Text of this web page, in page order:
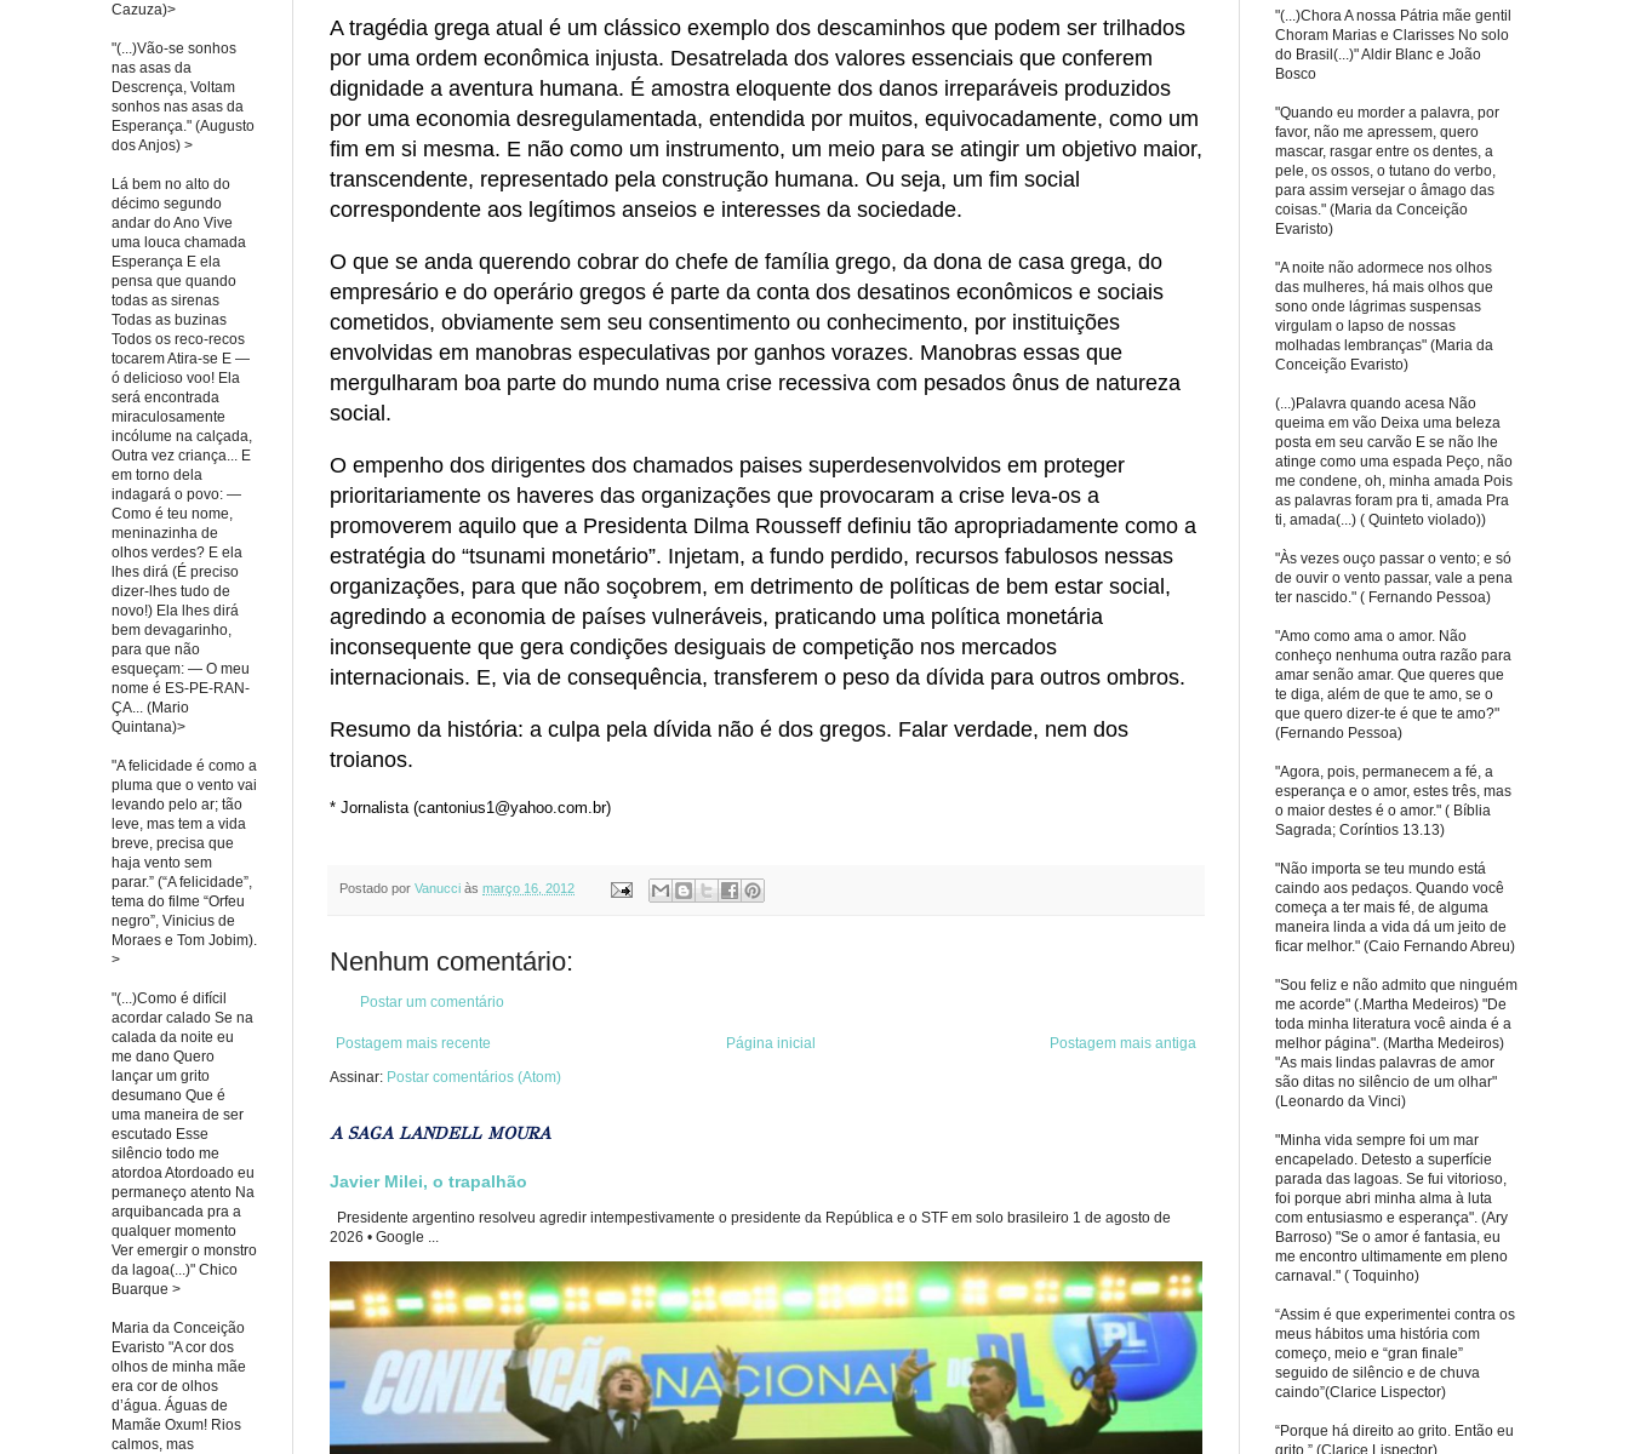
A tragédia grega atual é um clássico exemplo dos descaminhos que podem ser trilhados
por uma ordem econômica injusta. Desatrelada dos valores essenciais que conferem
dignidade a aventura humana. É amostra eloquente dos danos irreparáveis produzidos
por uma economia desregulamentada, entendida por muitos, equivocadamente, como um
fim em si mesma. E não como um instrumento, um meio para se atingir um objetivo maior,
transcendente, representado pela construção humana. Ou seja, um fim social
correspondente aos legítimos anseios e interesses da sociedade.
O que se anda querendo cobrar do chefe de família grego, da dona de casa grega, do
empresário e do operário gregos é parte da conta dos desatinos econômicos e sociais
cometidos, obviamente sem seu consentimento ou conhecimento, por instituições
envolvidas em manobras especulativas por ganhos vorazes. Manobras essas que
mergulharam boa parte do mundo numa crise recessiva com pesados ônus de natureza
social.
O empenho dos dirigentes dos chamados paises superdesenvolvidos em proteger
prioritariamente os haveres das organizações que provocaram a crise leva-os a
promoverem aquilo que a Presidenta Dilma Rousseff definiu tão apropriadamente como a
estratégia do “tsunami monetário”. Injetam, a fundo perdido, recursos fabulosos nessas
organizações, para que não soçobrem, em detrimento de políticas de bem estar social,
agredindo a economia de países vulneráveis, praticando uma política monetária
inconsequente que gera condições desiguais de competição nos mercados
internacionais. E, via de consequência, transferem o peso da dívida para outros ombros.
Resumo da história: a culpa pela dívida não é dos gregos. Falar verdade, nem dos
troianos.
* Jornalista (cantonius1@yahoo.com.br)
Postado por Vanucci às março 16, 2012
Nenhum comentário:
Postar um comentário
Postagem mais recente Postagem mais antiga
Página inicial
Assinar: Postar comentários (Atom)
A SAGA LANDELL MOURA
Javier Milei, o trapalhão
Presidente argentino resolveu agredir intempestivamente o presidente da República e o STF em solo brasileiro 1 de agosto de
2026 • Google ...
Cazuza)>
"(...)Vão-se sonhos
nas asas da
Descrença, Voltam
sonhos nas asas da
Esperança." (Augusto
dos Anjos) >
Lá bem no alto do
décimo segundo
andar do Ano Vive
uma louca chamada
Esperança E ela
pensa que quando
todas as sirenas
Todas as buzinas
Todos os reco-recos
tocarem Atira-se E —
ó delicioso voo! Ela
será encontrada
miraculosamente
incólume na calçada,
Outra vez criança... E
em torno dela
indagará o povo: —
Como é teu nome,
meninazinha de
olhos verdes? E ela
lhes dirá (É preciso
dizer-lhes tudo de
novo!) Ela lhes dirá
bem devagarinho,
para que não
esqueçam: — O meu
nome é ES-PE-RAN-
ÇA... (Mario
Quintana)>
"A felicidade é como a
pluma que o vento vai
levando pelo ar; tão
leve, mas tem a vida
breve, precisa que
haja vento sem
parar.” (“A felicidade”,
tema do filme “Orfeu
negro”, Vinicius de
Moraes e Tom Jobim).
>
"(...)Como é difícil
acordar calado Se na
calada da noite eu
me dano Quero
lançar um grito
desumano Que é
uma maneira de ser
escutado Esse
silêncio todo me
atordoa Atordoado eu
permaneço atento Na
arquibancada pra a
qualquer momento
Ver emergir o monstro
da lagoa(...)" Chico
Buarque >
Maria da Conceição
Evaristo "A cor dos
olhos de minha mãe
era cor de olhos
d’água. Águas de
Mamãe Oxum! Rios
calmos, mas
"(...)Chora A nossa Pátria mãe gentil
Choram Marias e Clarisses No solo
do Brasil(...)" Aldir Blanc e João
Bosco
"Quando eu morder a palavra, por
favor, não me apressem, quero
mascar, rasgar entre os dentes, a
pele, os ossos, o tutano do verbo,
para assim versejar o âmago das
coisas." (Maria da Conceição
Evaristo)
"A noite não adormece nos olhos
das mulheres, há mais olhos que
sono onde lágrimas suspensas
virgulam o lapso de nossas
molhadas lembranças" (Maria da
Conceição Evaristo)
(...)Palavra quando acesa Não
queima em vão Deixa uma beleza
posta em seu carvão E se não lhe
atinge como uma espada Peço, não
me condene, oh, minha amada Pois
as palavras foram pra ti, amada Pra
ti, amada(...) ( Quinteto violado))
"Às vezes ouço passar o vento; e só
de ouvir o vento passar, vale a pena
ter nascido." ( Fernando Pessoa)
"Amo como ama o amor. Não
conheço nenhuma outra razão para
amar senão amar. Que queres que
te diga, além de que te amo, se o
que quero dizer-te é que te amo?"
(Fernando Pessoa)
"Agora, pois, permanecem a fé, a
esperança e o amor, estes três, mas
o maior destes é o amor." ( Bíblia
Sagrada; Coríntios 13.13)
"Não importa se teu mundo está
caindo aos pedaços. Quando você
começa a ter mais fé, de alguma
maneira linda a vida dá um jeito de
ficar melhor." (Caio Fernando Abreu)
"Sou feliz e não admito que ninguém
me acorde" (.Martha Medeiros) "De
toda minha literatura você ainda é a
melhor página". (Martha Medeiros)
"As mais lindas palavras de amor
são ditas no silêncio de um olhar"
(Leonardo da Vinci)
"Minha vida sempre foi um mar
encapelado. Detesto a superfície
parada das lagoas. Se fui vitorioso,
foi porque abri minha alma à luta
com entusiasmo e esperança". (Ary
Barroso) "Se o amor é fantasia, eu
me encontro ultimamente em pleno
carnaval." ( Toquinho)
“Assim é que experimentei contra os
meus hábitos uma história com
começo, meio e “gran finale”
seguido de silêncio e de chuva
caindo”(Clarice Lispector)
“Porque há direito ao grito. Então eu
grito.” (Clarice Lispector)